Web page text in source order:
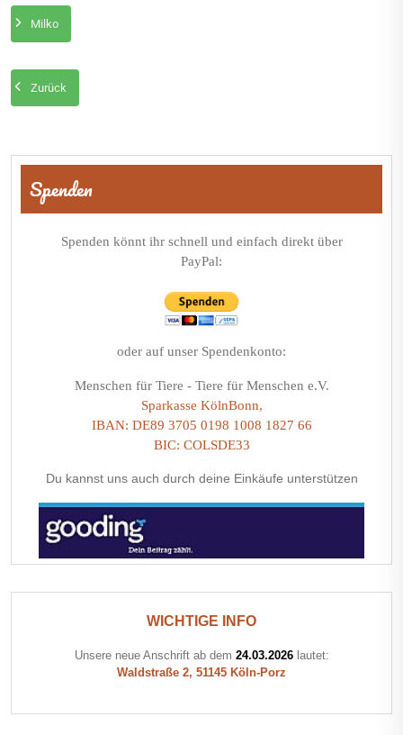
Milko
Zurück
Beitragsnavigation
Spenden
Spenden könnt ihr schnell und einfach direkt über
PayPal:
oder auf unser Spendenkonto:
Menschen für Tiere - Tiere für Menschen e.V.
Sparkasse KölnBonn,
IBAN: DE89 3705 0198 1008 1827 66
BIC: COLSDE33
Du kannst uns auch durch deine Einkäufe unterstützen
WICHTIGE INFO
Unsere neue Anschrift ab dem 24.03.2026lautet:
Waldstraße 2, 51145 Köln-Porz